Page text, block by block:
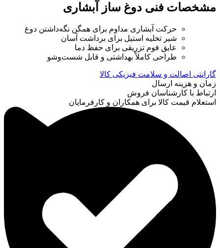
مشخصات فنی دوغ ساز آبشاری
حرکت آبشاری مداوم برای همگن نگه‌داشتن دوغ
شیر تخلیه استیل برای برداشت آسان
عایق فوم تزریقی برای حفظ دما
طراحی کاملاً بهداشتی و قابل شست‌وشو
گارانتی اصالت و سلامت فیزیکی کالا
زمان و هزینه ارسال
ارتباط با کارشناسان فروش
استعلام قیمت کالا برای همکاران و کارفرمایان